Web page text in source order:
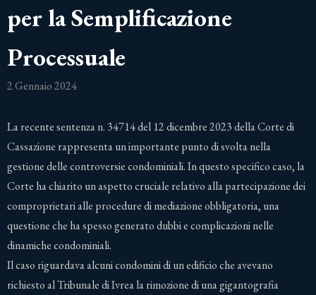
per la Semplificazione
Processuale
2 Gennaio 2024
La recente sentenza n. 34714 del 12 dicembre 2023 della Corte di
Cassazione rappresenta un importante punto di svolta nella
gestione delle controversie condominiali. In questo specifico caso, la
Corte ha chiarito un aspetto cruciale relativo alla partecipazione dei
comproprietari alle procedure di mediazione obbligatoria, una
questione che ha spesso generato dubbi e complicazioni nelle
dinamiche condominiali.
Il caso riguardava alcuni condomini di un edificio che avevano
richiesto al Tribunale di Ivrea la rimozione di una gigantografia